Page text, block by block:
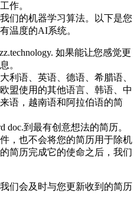
作。
们的机器学习算法。以下是您
温度的AI系统。
如果能让您感觉更
。
利语、英语、德语、希腊语、
盟使用的其他语言、韩语、中
语，越南语和阿拉伯语的简
doc.到最有创意想法的简历。
，也不会将您的简历用于除机
简历完成它的使命之后，我们
们会及时与您更新收到的简历